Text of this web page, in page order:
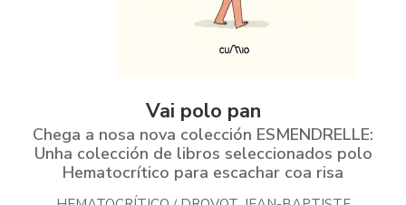
Vai polo pan
Chega a nosa nova colección ESMENDRELLE:
Unha colección de libros seleccionados polo
Hematocrítico para escachar coa risa